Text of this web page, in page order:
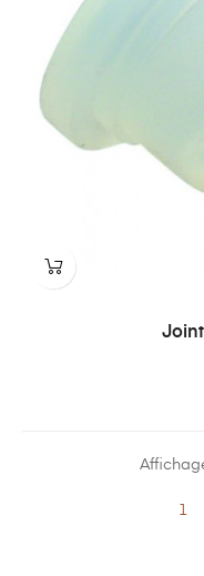
1